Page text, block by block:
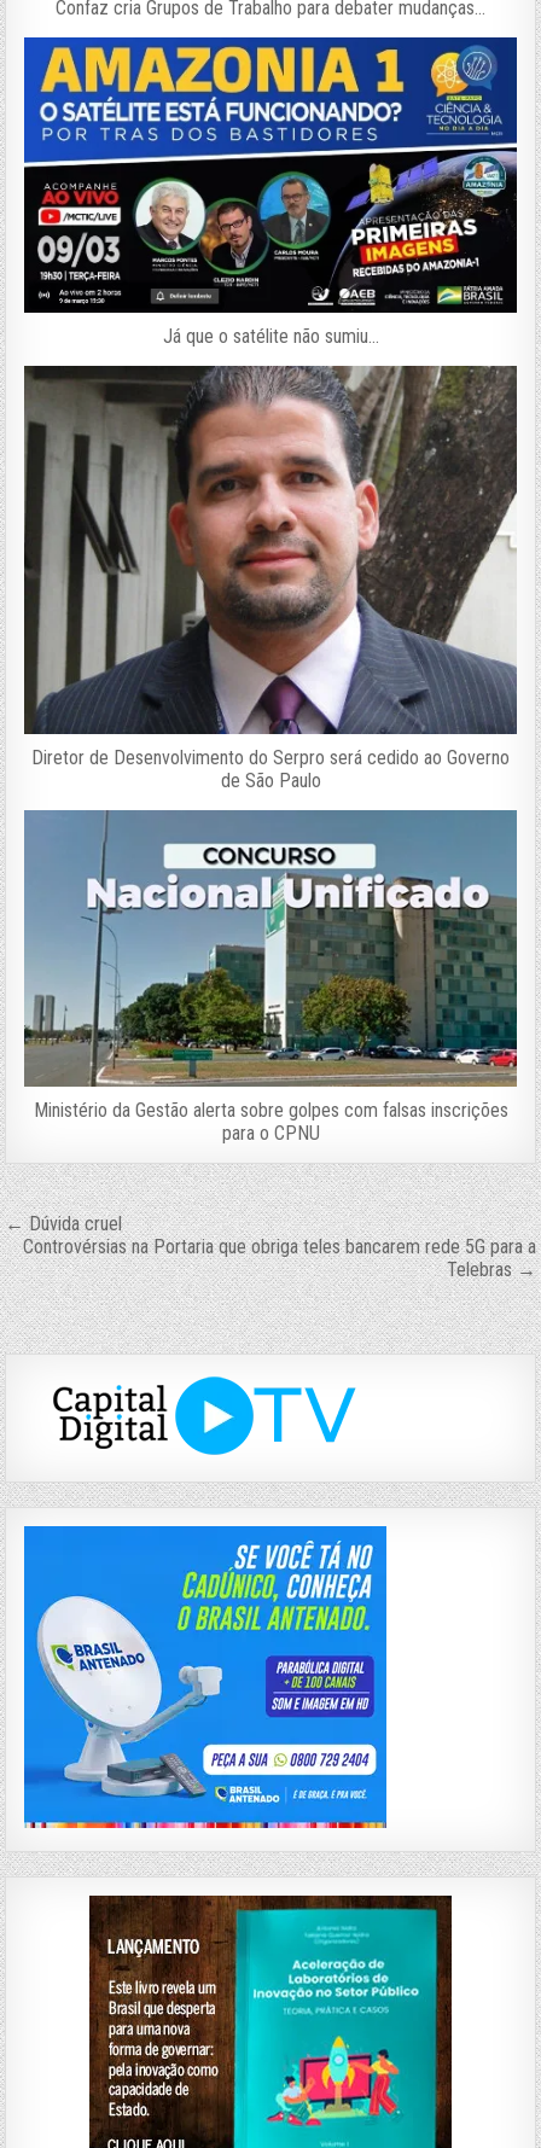
Confaz cria Grupos de Trabalho para debater mudanças…
Já que o satélite não sumiu…
Diretor de Desenvolvimento do Serpro será cedido ao Governo
de São Paulo
Ministério da Gestão alerta sobre golpes com falsas inscrições
para o CPNU
Navegação
de
Post
← Dúvida cruel
Controvérsias na Portaria que obriga teles bancarem rede 5G para a
Telebras →